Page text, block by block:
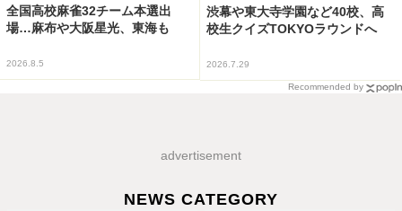
全国高校麻雀32チーム本選出
場…麻布や大阪星光、東海も
2026.8.5
渋幕や東大寺学園など40校、高
校生クイズTOKYOラウンドへ
2026.7.29
Recommended by
advertisement
NEWS CATEGORY